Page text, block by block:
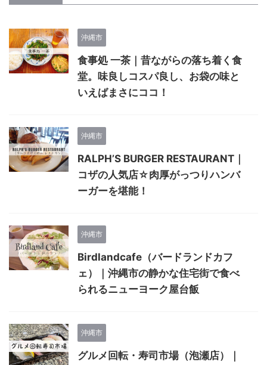
沖縄市
食事処 一茶｜昔ながらの落ち着く食
堂。味良しコスパ良し、お袋の味と
いえばまさにココ！
沖縄市
RALPH’S BURGER RESTAURANT｜
コザの人気店☆肉厚がっつりハンバ
ーガーを堪能！
沖縄市
Birdlandcafe（バードランドカフ
ェ）｜沖縄市の静かな住宅街で食べ
られるニューヨーク屋台飯
沖縄市
グルメ回転・寿司市場（泡瀬店）｜